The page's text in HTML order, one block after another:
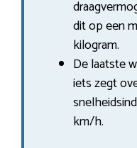
dit op een
kilogram.
De laatste
iets zegt
km/h.